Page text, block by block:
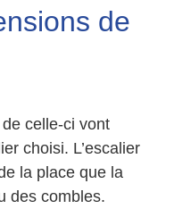
de
celle-ci vont
choisi. L’escalier
la place que la
des combles.